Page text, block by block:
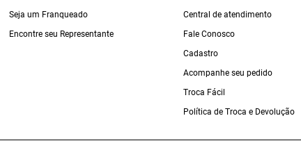
Seja um Franqueado
Encontre seu Representante
Central de atendimento
Fale Conosco
Cadastro
Acompanhe seu pedido
Troca Fácil
Política de Troca e Devolução